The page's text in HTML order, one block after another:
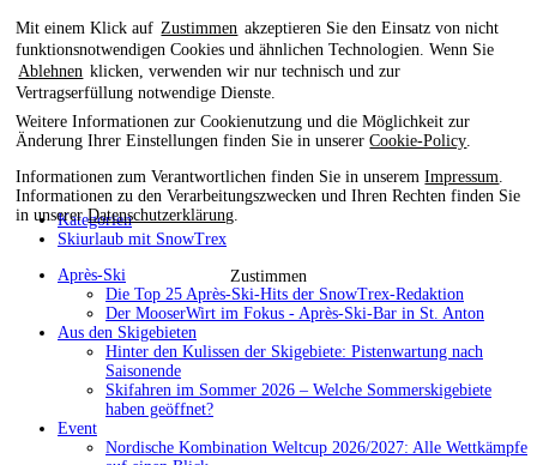
Mit einem Klick auf Zustimmen akzeptieren Sie den Einsatz von nicht
funktionsnotwendigen Cookies und ähnlichen Technologien. Wenn Sie
Ablehnen klicken, verwenden wir nur technisch und zur
Vertragserfüllung notwendige Dienste.
Weitere Informationen zur Cookienutzung und die Möglichkeit zur
Änderung Ihrer Einstellungen finden Sie in unsererCookie-Policy
Informationen zum Verantwortlichen finden Sie in unseremImpressum
Informationen zu den Verarbeitungszwecken und Ihren Rechten finden Sie
in unsererDatenschutzerklärung
Zustimmen
Kategorien
Skiurlaub mit SnowTrex
Après-Ski
Die Top 25 Après-Ski-Hits der SnowTrex-Redaktion
Der MooserWirt im Fokus - Après-Ski-Bar in St. Anton
Aus den Skigebieten
Hinter den Kulissen der Skigebiete: Pistenwartung nach
Saisonende
Skifahren im Sommer 2026 – Welche Sommerskigebiete
haben geöffnet?
Event
Nordische Kombination Weltcup 2026/2027: Alle Wettkämpfe